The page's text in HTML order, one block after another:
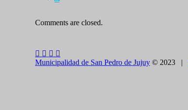
Comments are closed.
Municipalidad de San Pedro de Jujuy © 2023 |